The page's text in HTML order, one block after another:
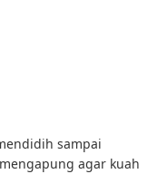
sampai
agar kuah